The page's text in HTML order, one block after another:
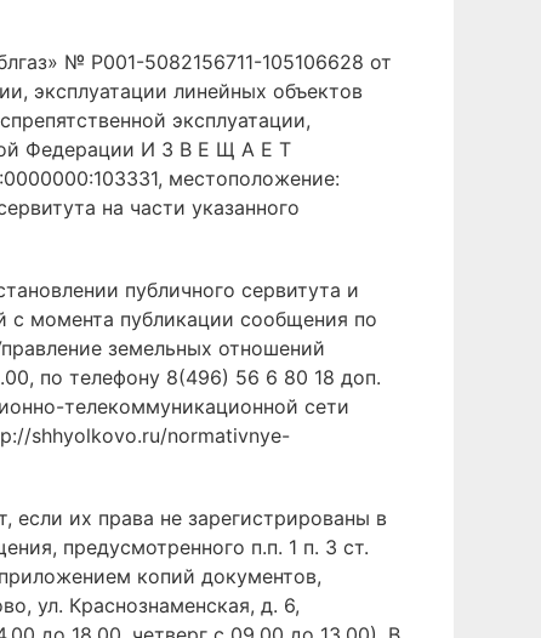
№ P001-5082156711-105106628 от
эксплуатации линейных объектов
эксплуатации,
Федерации И З В Е Щ А Е Т
местоположение:
на части указанного
публичного сервитута и
с момента публикации сообщения по
земельных отношений
по телефону 8(496) 56 6 80 18 доп.
телекоммуникационной сети
shhyolkovo.ru/normativnye-
если их права не зарегистрированы в
предусмотренного п.п. 1 п. 3 ст.
копий документов,
ул. Краснознаменская, д. 6,